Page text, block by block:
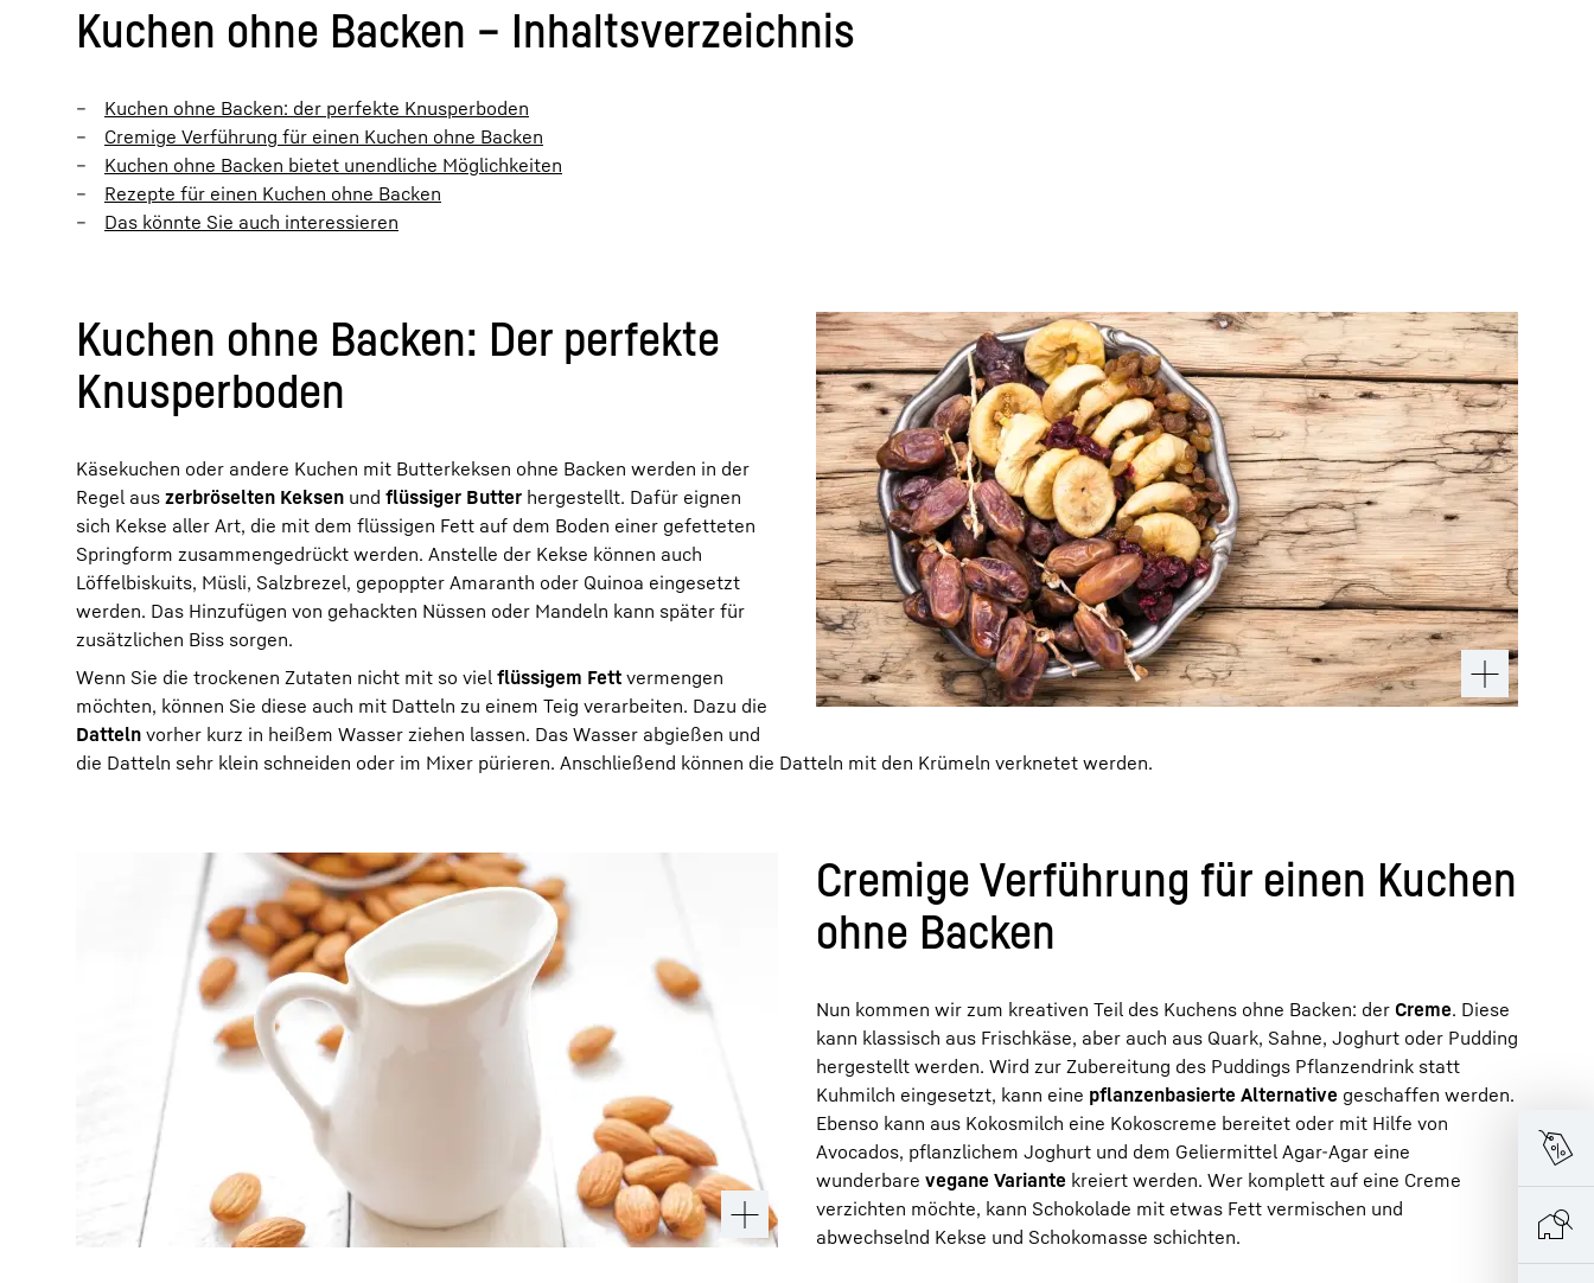
Kuchen ohne Backen – Inhaltsverzeichnis
Kuchen ohne Backen: der perfekte Knusperboden
Cremige Verführung für einen Kuchen ohne Backen
Kuchen ohne Backen bietet unendliche Möglichkeiten
Rezepte für einen Kuchen ohne Backen
Das könnte Sie auch interessieren
Kuchen ohne Backen: Der perfekte
Knusperboden
Käsekuchen oder andere Kuchen mit Butterkeksen ohne Backen werden in der
Regel aus zerbröselten Keksen und flüssiger Butter hergestellt. Dafür eignen
sich Kekse aller Art, die mit dem flüssigen Fett auf dem Boden einer gefetteten
Springform zusammengedrückt werden. Anstelle der Kekse können auch
Löffelbiskuits, Müsli, Salzbrezel, gepoppter Amaranth oder Quinoa eingesetzt
werden. Das Hinzufügen von gehackten Nüssen oder Mandeln kann später für
zusätzlichen Biss sorgen.
Wenn Sie die trockenen Zutaten nicht mit so viel flüssigem Fett vermengen
möchten, können Sie diese auch mit Datteln zu einem Teig verarbeiten. Dazu die
Datteln vorher kurz in heißem Wasser ziehen lassen. Das Wasser abgießen und
die Datteln sehr klein schneiden oder im Mixer pürieren. Anschließend können die Datteln mit den Krümeln verknetet werden.
Cremige Verführung für einen Kuchen
ohne Backen
Nun kommen wir zum kreativen Teil des Kuchens ohne Backen: der Creme. Diese
kann klassisch aus Frischkäse, aber auch aus Quark, Sahne, Joghurt oder Pudding
hergestellt werden. Wird zur Zubereitung des Puddings Pflanzendrink statt
Kuhmilch eingesetzt, kann eine pflanzenbasierte Alternative geschaffen werden.
Ebenso kann aus Kokosmilch eine Kokoscreme bereitet oder mit Hilfe von
Avocados, pflanzlichem Joghurt und dem Geliermittel Agar-Agar eine
wunderbare vegane Variante kreiert werden. Wer komplett auf eine Creme
verzichten möchte, kann Schokolade mit etwas Fett vermischen und
abwechselnd Kekse und Schokomasse schichten.